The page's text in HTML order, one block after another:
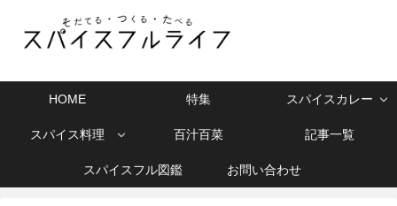
HOME 特集 スパイスカレー
スパイス料理 百汁百菜 記事一覧
スパイスフル図鑑 お問い合わせ